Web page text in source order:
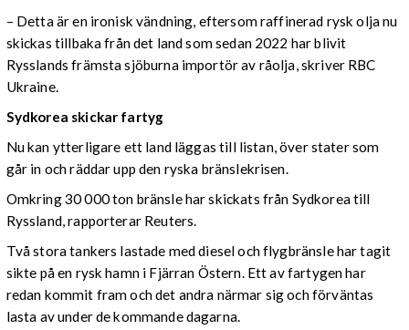
– Detta är en ironisk vändning, eftersom raffinerad rysk olja nu
skickas tillbaka från det land som sedan 2022 har blivit
Rysslands främsta sjöburna importör av råolja, skriver RBC
Ukraine.
Sydkorea skickar fartyg
Nu kan ytterligare ett land läggas till listan, över stater som
går in och räddar upp den ryska bränslekrisen.
Omkring 30 000 ton bränsle har skickats från Sydkorea till
Ryssland, rapporterar Reuters.
Två stora tankers lastade med diesel och flygbränsle har tagit
sikte på en rysk hamn i Fjärran Östern. Ett av fartygen har
redan kommit fram och det andra närmar sig och förväntas
lasta av under de kommande dagarna.